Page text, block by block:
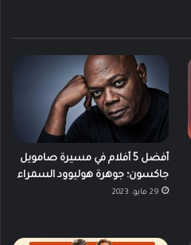
أفضل 5 أفلام في مسيرة صامويل
جاكسون؛ جوهرة هوليوود السمراء
29 مايو، 2023